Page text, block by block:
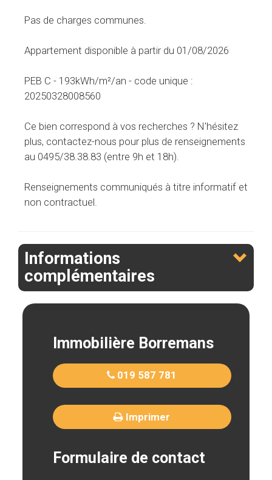
Pas de charges communes.
Appartement disponible à partir du 01/08/2026
PEB C - 193kWh/m²/an - code unique :
20250328008560
Ce bien correspond à vos recherches ? N'hésitez
plus, contactez-nous pour plus de renseignements
au 0495/38.38.83 (entre 9h et 18h).
Renseignements communiqués à titre informatif et
non contractuel.
Informations
complémentaires
Immobilière Borremans
019 587 781
Imprimer
Formulaire de contact